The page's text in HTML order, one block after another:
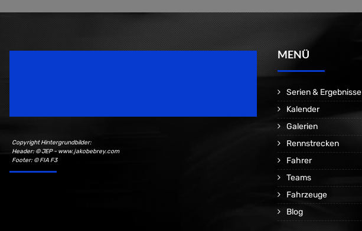
Copyright Hintergrundbilder:
Header: © JEP - www.jakobebrey.com
Footer: © FIA F3
MENÜ
Serien & Ergebnisse
Kalender
Galerien
Rennstrecken
Fahrer
Teams
Fahrzeuge
Blog